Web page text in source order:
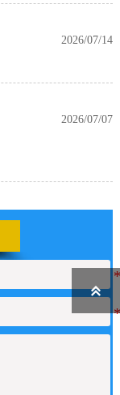
2026/07/14
2026/07/07
2026/06/25
2026/06/17
